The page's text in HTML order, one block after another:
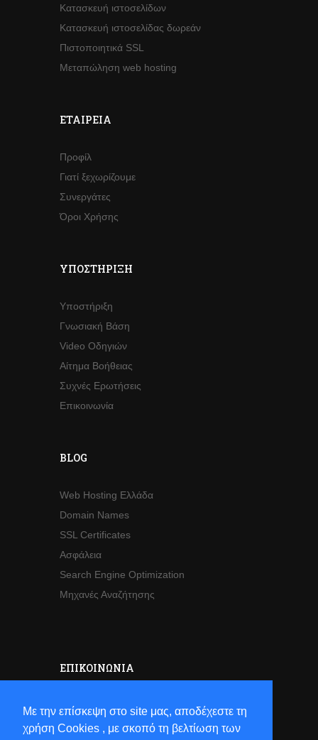
Με την επίσκεψη στο site μας, αποδέχεστε τη
χρήση Cookies , με σκοπό τη βελτίωση των
Κατασκευή ιστοσελίδων
Κατασκευή ιστοσελίδας δωρεάν
Πιστοποιητικά SSL
Μεταπώληση web hosting
ΕΤΑΙΡΕΊΑ
Προφίλ
Γιατί ξεχωρίζουμε
Συνεργάτες
Όροι Χρήσης
ΥΠΟΣΤΉΡΙΞΗ
Υποστήριξη
Γνωσιακή Βάση
Video Οδηγιών
Αίτημα Βοήθειας
Συχνές Ερωτήσεις
Επικοινωνία
BLOG
Web Hosting Ελλάδα
Domain Names
SSL Certificates
Ασφάλεια
Search Engine Optimization
Μηχανές Αναζήτησης
ΕΠΙΚΟΙΝΩΝΊΑ
Τηλ: +30 2821063941